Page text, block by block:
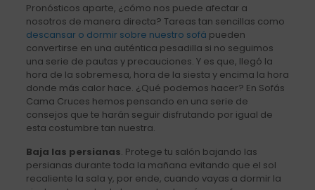
Pronósticos aparte, ¿cómo nos puede afectar a
nosotros de manera directa? Tareas tan sencillas como
descansar o dormir sobre nuestro sofá pueden
convertirse en una auténtica pesadilla si no seguimos
una serie de pautas y precauciones. Y es que, llegó la
hora de la sobremesa, hora de la siesta y encima la hora
donde más calor hace. ¿Qué podemos hacer? En Sofás
Cama Cruces hemos pensando en una serie de
consejos que te harán seguir disfrutando por igual de
esta costumbre tan nuestra.
Baja las persianas. Protege tu salón bajando las
persianas durante toda la mañana evitando que el sol
recaliente la sala y, por ende, cuando vayas a dormir la